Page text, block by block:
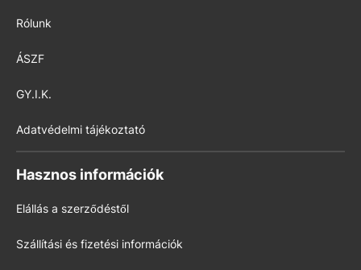
Rólunk
ÁSZF
GY.I.K.
Adatvédelmi tájékoztató
Hasznos információk
Elállás a szerződéstől
Szállítási és fizetési információk